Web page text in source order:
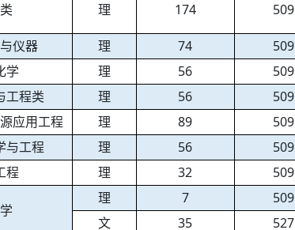
理 174 509
仪器
理 74 509
学
理 56 509
工程类
理 56 509
应用工程
理 89 509
与工程
理 56 509
程
理 32 509
理 7 509
文
35 527